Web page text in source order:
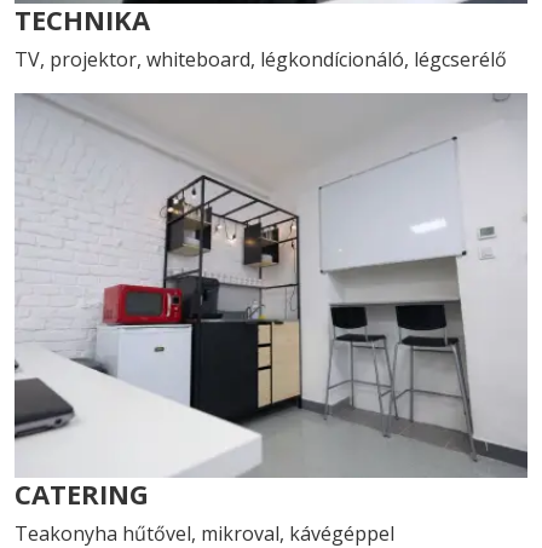
TECHNIKA
TV, projektor, whiteboard, légkondícionáló, légcserélő
CATERING
Teakonyha hűtővel, mikroval, kávégéppel